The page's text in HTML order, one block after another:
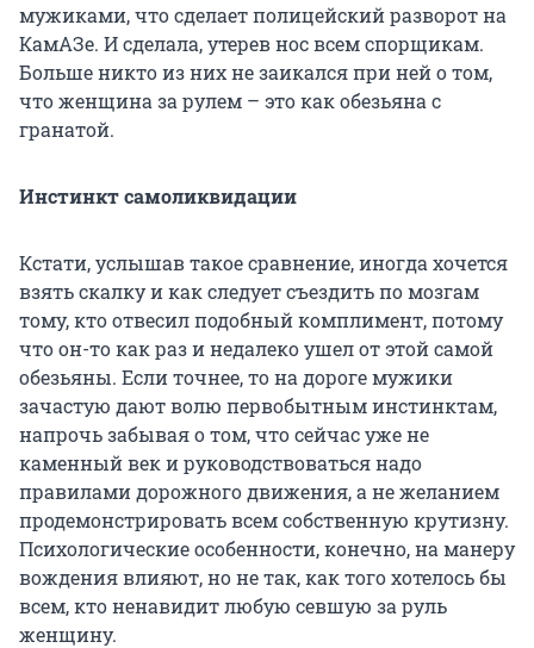
мужиками, что сделает полицейский разворот на
КамАЗе. И сделала, утерев нос всем спорщикам.
Больше никто из них не заикался при ней о том,
что женщина за рулем – это как обезьяна с
гранатой.
Инстинкт самоликвидации
Кстати, услышав такое сравнение, иногда хочется
взять скалку и как следует съездить по мозгам
тому, кто отвесил подобный комплимент, потому
что он-то как раз и недалеко ушел от этой самой
обезьяны. Если точнее, то на дороге мужики
зачастую дают волю первобытным инстинктам,
напрочь забывая о том, что сейчас уже не
каменный век и руководствоваться надо
правилами дорожного движения, а не желанием
продемонстрировать всем собственную крутизну.
Психологические особенности, конечно, на манеру
вождения влияют, но не так, как того хотелось бы
всем, кто ненавидит любую севшую за руль
женщину.